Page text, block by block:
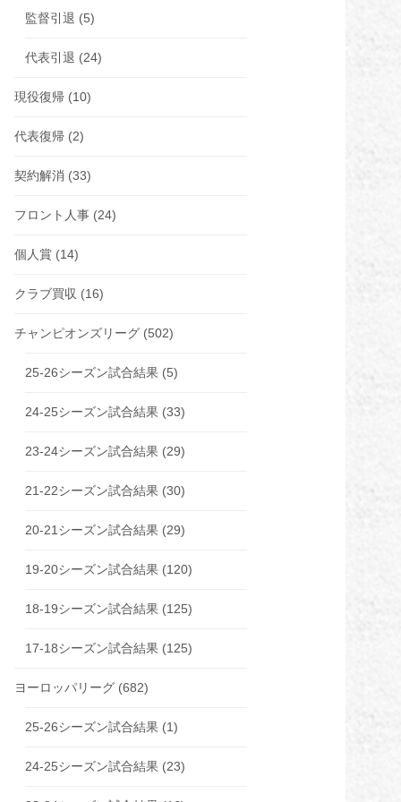
監督引退 (5)
代表引退 (24)
現役復帰 (10)
代表復帰 (2)
契約解消 (33)
フロント人事 (24)
個人賞 (14)
クラブ買収 (16)
チャンピオンズリーグ (502)
25-26シーズン試合結果 (5)
24-25シーズン試合結果 (33)
23-24シーズン試合結果 (29)
21-22シーズン試合結果 (30)
20-21シーズン試合結果 (29)
19-20シーズン試合結果 (120)
18-19シーズン試合結果 (125)
17-18シーズン試合結果 (125)
ヨーロッパリーグ (682)
25-26シーズン試合結果 (1)
24-25シーズン試合結果 (23)